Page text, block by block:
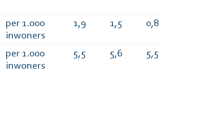
per 1.000
inwoners
1,9 1,5 0,8
per 1.000
inwoners
5,5 5,6 5,5